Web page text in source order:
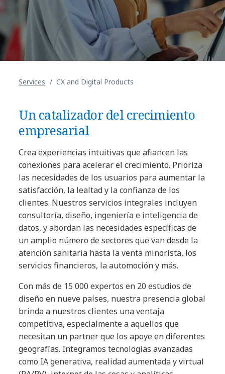
Services CX and Digital Products
Un catalizador del crecimiento
empresarial
Crea experiencias intuitivas que afiancen las
conexiones para acelerar el crecimiento. Prioriza
las necesidades de los usuarios para aumentar la
satisfacción, la lealtad y la confianza de los
clientes. Nuestros servicios integrales incluyen
consultoría, diseño, ingeniería e inteligencia de
datos, y abordan las necesidades específicas de
un amplio número de sectores que van desde la
atención sanitaria hasta la venta minorista, los
servicios financieros, la automoción y más.
Con más de 15 000 expertos en 20 estudios de
diseño en nueve países, nuestra presencia global
brinda a nuestros clientes una ventaja
competitiva, especialmente a aquellos que
necesitan un partner que los apoye en diferentes
geografías. Integramos tecnologías avanzadas
como IA generativa, realidad aumentada y virtual